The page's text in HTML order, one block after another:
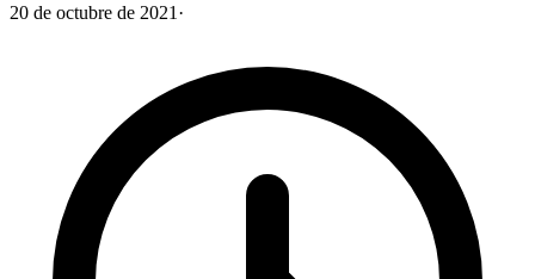
20 de octubre de 2021 ·